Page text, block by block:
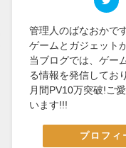
管理人のばなおかで
ゲームとガジェット
当ブログでは、ゲー
る情報を発信してお
月間PV10万突破!ご
います!!!
プロフィ